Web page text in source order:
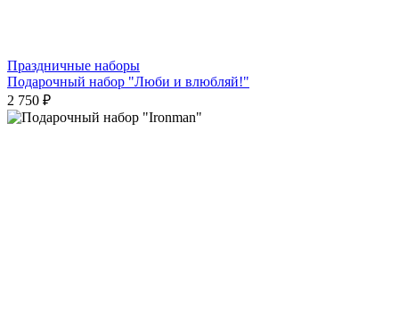
Праздничные наборы
Подарочный набор "Люби и влюбляй!"
2 750 ₽